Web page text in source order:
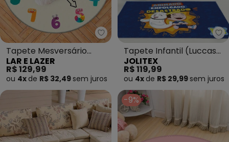
Lar e Lazer - Tapete
Tapete Mesversário
Redondo (Números) 84
cm
LAR E LAZER
R$ 129,99
ou 4x de R$ 32,49 sem juros
Tapete Infantil (Luccas
Neto e Foca) 70x100 cm
JOLITEX
R$ 119,99
ou 4x de R$ 29,99 sem juros
-9%